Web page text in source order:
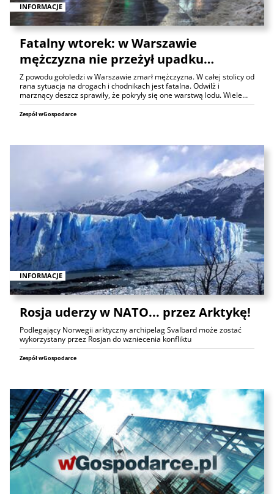
INFORMACJE
Fatalny wtorek: w Warszawie
mężczyzna nie przeżył upadku…
Z powodu gołoledzi w Warszawie zmarł mężczyzna. W całej stolicy od
rana sytuacja na drogach i chodnikach jest fatalna. Odwilż i
marznący deszcz sprawiły, że pokryły się one warstwą lodu. Wiele…
Zespół wGospodarce
INFORMACJE
Rosja uderzy w NATO... przez Arktykę!
Podlegający Norwegii arktyczny archipelag Svalbard może zostać
wykorzystany przez Rosjan do wzniecenia konfliktu
Zespół wGospodarce